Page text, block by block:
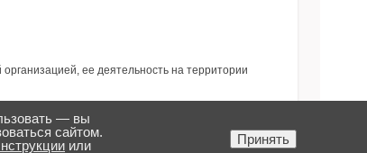
ее деятельность на территории
Создано в
ткани «Пуговка» ©
— вы
сайтом.
или
Принять